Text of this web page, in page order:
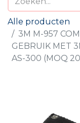
Alle producten
3M M-957
GEBRUIK MET
AS-300 (MOQ